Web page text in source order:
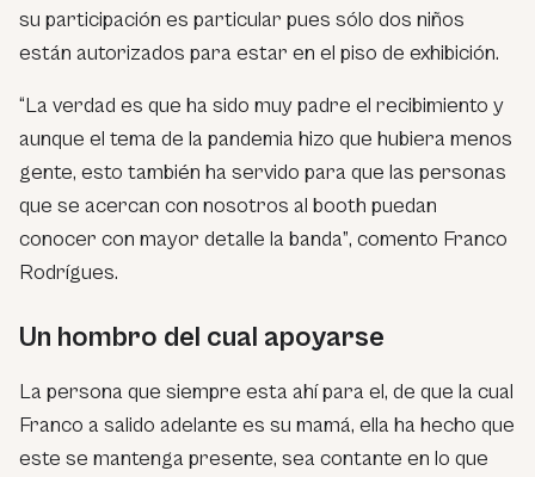
su participación es particular pues sólo dos niños
están autorizados para estar en el piso de exhibición.
“La verdad es que ha sido muy padre el recibimiento y
aunque el tema de la pandemia hizo que hubiera menos
gente, esto también ha servido para que las personas
que se acercan con nosotros al booth puedan
conocer con mayor detalle la banda”, comento Franco
Rodrígues.
Un hombro del cual apoyarse
La persona que siempre esta ahí para el, de que la cual
Franco a salido adelante es su mamá, ella ha hecho que
este se mantenga presente, sea contante en lo que